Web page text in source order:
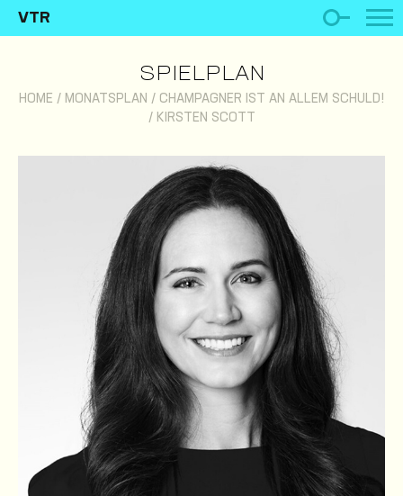
VTR
SPIELPLAN
HOME / MONATSPLAN / CHAMPAGNER IST AN ALLEM SCHULD!
/ KIRSTEN SCOTT